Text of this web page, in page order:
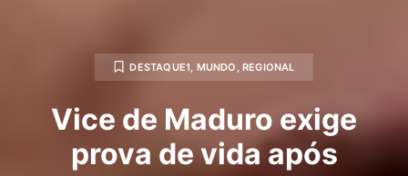
DESTAQUE1 MUNDO REGIONAL
Vice de Maduro exige
prova de vida após